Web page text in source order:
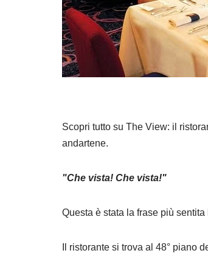
Scopri tutto su The View: il
andartene.
"Che vista! Che vista!"
Questa è stata la frase più
Il ristorante si trova al 48° piano